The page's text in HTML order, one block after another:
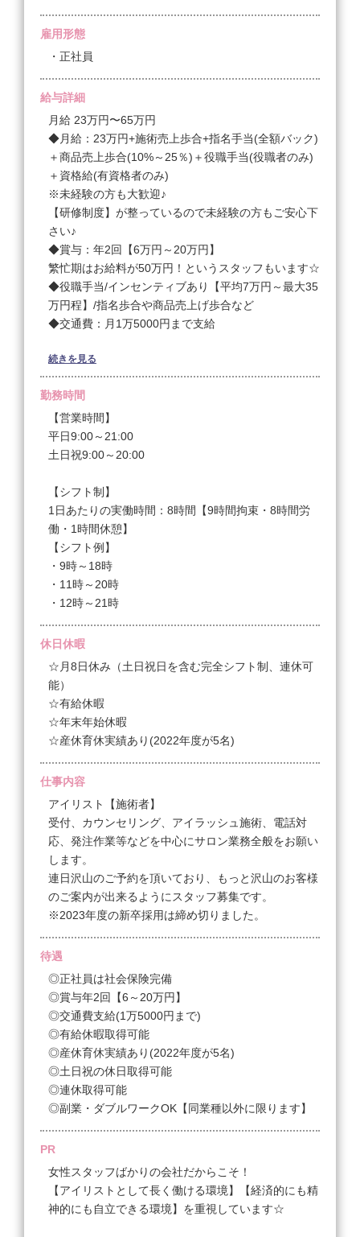
雇用形態
・正社員
給与詳細
月給 23万円〜65万円
◆月給：23万円+施術売上歩合+指名手当(全額バック)
＋商品売上歩合(10%～25％)＋役職手当(役職者のみ)
＋資格給(有資格者のみ)
※未経験の方も大歓迎♪
【研修制度】が整っているので未経験の方もご安心下
さい♪
◆賞与：年2回【6万円～20万円】
繁忙期はお給料が50万円！というスタッフもいます☆
◆役職手当/インセンティブあり【平均7万円～最大35
万円程】/指名歩合や商品売上げ歩合など
◆交通費：月1万5000円まで支給
頑張った分はしっかりお給料で還元☆経済的な自立を
しっかりサポート☆
【実際の月収例】
◆未経験入社・1年未満のスタッフ
基本給￥210,000円＋インセンティブ(施術歩合)
￥3,600
合計￥367,497
◆入社3年目のスタッフ
基本給￥240,000＋インセンティブ(施術歩合)
￥136,347＋商品売上げ歩合￥39,875＋指名手当
￥14,400
基本給￥240,000＋資格給￥10,000＋役職手当
￥20,000＋インセンティブ(施術歩合)￥201,404＋商
品売上げ歩合￥119,225＋指名手当
￥31,950
合計￥622,579
続きを見る
勤務時間
【営業時間】
平日9:00～21:00
土日祝9:00～20:00
【シフト制】
1日あたりの実働時間：8時間【9時間拘束・8時間労
働・1時間休憩】
【シフト例】
・9時～18時
・11時～20時
・12時～21時
休日休暇
☆月8日休み（土日祝日を含む完全シフト制、連休可
能）
☆有給休暇
☆年末年始休暇
☆産休育休実績あり(2022年度が5名)
仕事内容
アイリスト【施術者】
受付、カウンセリング、アイラッシュ施術、電話対
応、発注作業等などを中心にサロン業務全般をお願い
します。
連日沢山のご予約を頂いており、もっと沢山のお客様
のご案内が出来るようにスタッフ募集です。
※2023年度の新卒採用は締め切りました。
待遇
◎正社員は社会保険完備
◎賞与年2回【6～20万円】
◎交通費支給(1万5000円まで)
◎有給休暇取得可能
◎産休育休実績あり(2022年度が5名)
◎土日祝の休日取得可能
◎連休取得可能
◎副業・ダブルワークOK【同業種以外に限ります】
PR
女性スタッフばかりの会社だからこそ！
【アイリストとして長く働ける環境】【経済的にも精
神的にも自立できる環境】を重視しています☆